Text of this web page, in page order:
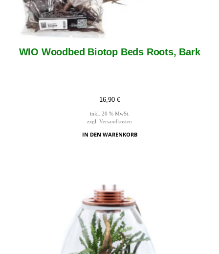
WIO Woodbed Biotop Beds Roots, Bark
16,90 €
inkl. 20 % MwSt.
zzgl. Versandkosten
IN DEN WARENKORB